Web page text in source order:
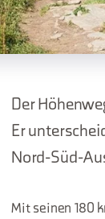
Der
Er
Nord-Süd-
Mit seinen 180